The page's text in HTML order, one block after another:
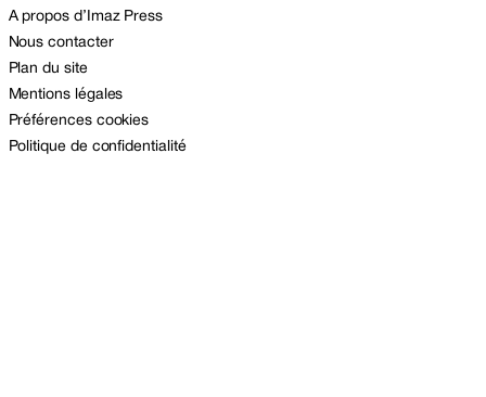
A propos d’Imaz Press
Nous contacter
Plan du site
Mentions légales
Préférences cookies
Politique de confidentialité